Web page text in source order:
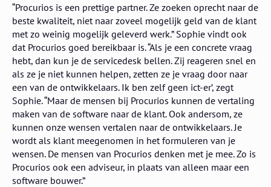
“Procurios is een prettige partner. Ze zoeken oprecht naar de
beste kwaliteit, niet naar zoveel mogelijk geld van de klant
met zo weinig mogelijk geleverd werk.” Sophie vindt ook
dat Procurios goed bereikbaar is. “Als je een concrete vraag
hebt, dan kun je de servicedesk bellen. Zij reageren snel en
als ze je niet kunnen helpen, zetten ze je vraag door naar
een van de ontwikkelaars. Ik ben zelf geen ict-er’, zegt
Sophie. “Maar de mensen bij Procurios kunnen de vertaling
maken van de software naar de klant. Ook andersom, ze
kunnen onze wensen vertalen naar de ontwikkelaars. Je
wordt als klant meegenomen in het formuleren van je
wensen. De mensen van Procurios denken met je mee. Zo is
Procurios ook een adviseur, in plaats van alleen maar een
software bouwer.”